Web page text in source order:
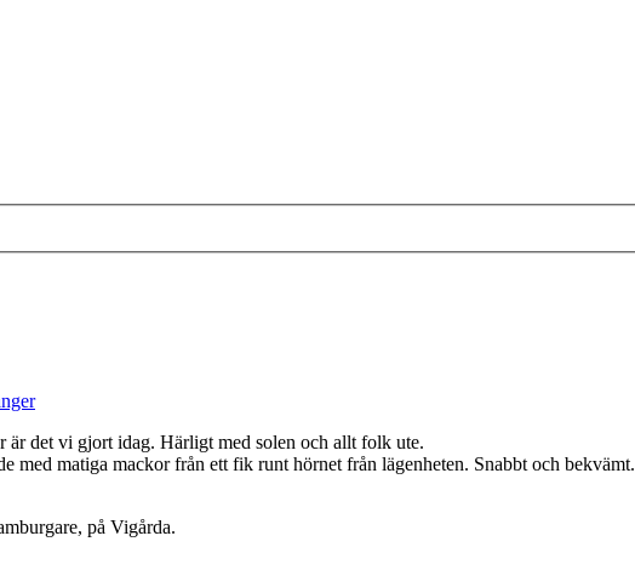
är det vi gjort idag. Härligt med solen och allt folk ute.
med matiga mackor från ett fik runt hörnet från lägenheten. Snabbt och bekvämt.
på Vigårda.